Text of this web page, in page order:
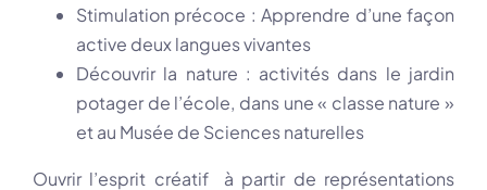
Stimulation précoce : Apprendre d’une façon
active deux langues vivantes
Découvrir la nature : activités dans le jardin
potager de l’école, dans une « classe nature »
et au Musée de Sciences naturelles
Ouvrir l’esprit créatif à partir de représentations